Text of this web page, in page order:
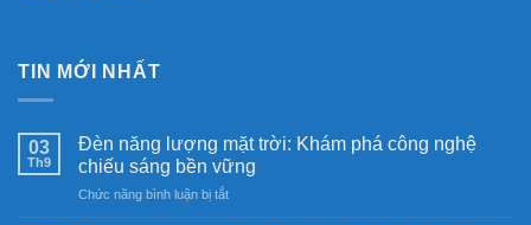
TIN MỚI NHẤT
03
Th9
Đèn năng lượng mặt trời: Khám phá công nghệ
chiếu sáng bền vững
Chức năng bình luận bị tắtở